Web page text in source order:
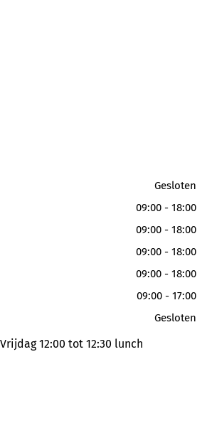
Gesloten
09:00 - 18:00
09:00 - 18:00
09:00 - 18:00
09:00 - 18:00
09:00 - 17:00
Gesloten
12:00 tot 12:30 lunch